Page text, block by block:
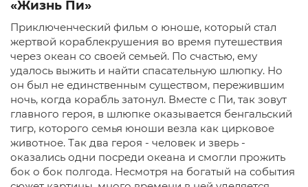
«Жизнь Пи»
Приключенческий фильм о юноше, который стал
жертвой кораблекрушения во время путешествия
через океан со своей семьей. По счастью, ему
удалось выжить и найти спасательную шлюпку. Но
он был не единственным существом, пережившим
ночь, когда корабль затонул. Вместе с Пи, так зовут
главного героя, в шлюпке оказывается бенгальский
тигр, которого семья юноши везла как цирковое
животное. Так два героя - человек и зверь -
оказались одни посреди океана и смогли прожить
бок о бок полгода. Несмотря на богатый на события